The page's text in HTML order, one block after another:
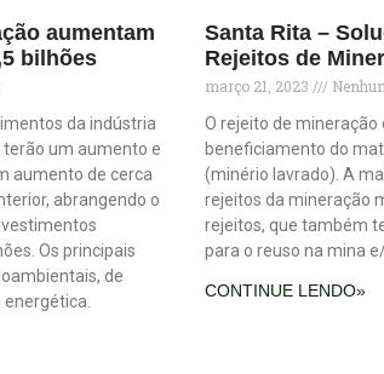
aumentam
bilhões
da indústria
um aumento e
aumento de cerca
abrangendo o
Os principais
de
Santa Rita –
Rejeitos de
março 21, 2023
O rejeito de mineração
beneficiamento do
(minério lavrado). A
rejeitos da mineração
rejeitos, que também
para o reuso na mina
CONTINUE LENDO»